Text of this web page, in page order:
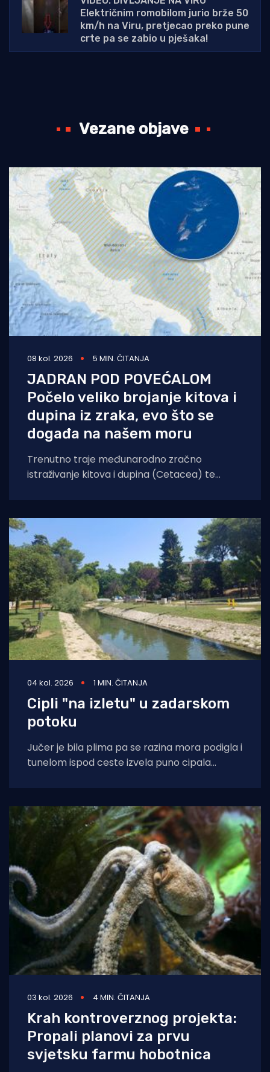
Električnim romobilom jurio brže 50
km/h na Viru, pretjecao preko pune
crte pa se zabio u pješaka!
Vezane objave
08 kol. 2026 5 MIN. ČITANJA
JADRAN POD POVEĆALOM
Počelo veliko brojanje kitova i
dupina iz zraka, evo što se
događa na našem moru
Trenutno traje međunarodno zračno
istraživanje kitova i dupina (Cetacea) te
04 kol. 2026 1 MIN. ČITANJA
Cipli "na izletu" u zadarskom
potoku
Jučer je bila plima pa se razina mora podigla i
tunelom ispod ceste izvela puno cipala
03 kol. 2026 4 MIN. ČITANJA
Krah kontroverznog projekta:
Propali planovi za prvu
svjetsku farmu hobotnica